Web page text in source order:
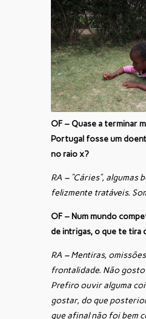
OF – Quase a terminar
Portugal fosse um
no raio x?
RA – “Cáries”, algumas
felizmente tratáveis.
OF – Num mundo
de intrigas, o que te tira
RA – Mentiras,
frontalidade. Não gosto
Prefiro ouvir alguma
gostar, do que
que afinal não foi bem